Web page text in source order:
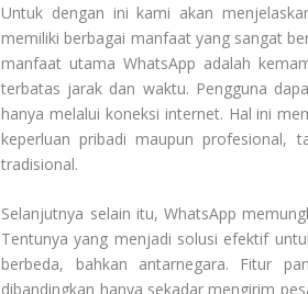
Untuk dengan ini kami akan
memiliki berbagai manfaat yang sangat
manfaat utama WhatsApp adalah
terbatas jarak dan waktu. Pengguna
hanya melalui koneksi internet. Hal ini
keperluan pribadi maupun profesional,
tradisional.
Selanjutnya selain itu, WhatsApp
Tentunya yang menjadi solusi efektif
berbeda, bahkan antarnegara. Fitur
dibandingkan hanya sekadar mengirim